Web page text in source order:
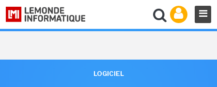
LOGICIEL